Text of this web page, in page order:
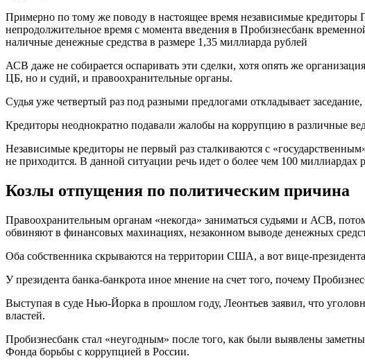
Примерно по тому же поводу в настоящее время независимые кредиторы
непродолжительное время с момента введения в Пробизнесбанк
наличные денежные средства в размере 1,35 миллиарда рублей
АСВ даже не собирается оспаривать эти сделки, хотя опять же
ЦБ, но и судий, и правоохранительные органы.
Судья уже четвертый раз под разными предлогами откладывает
Кредиторы неоднократно подавали жалобы на коррупцию в различные
Независимые кредиторы не первый раз сталкиваются с
не приходится. В данной ситуации речь идет о более чем 100 миллиардах
Козлы отпущения по политическим причина
Правоохранительным органам «некогда» заниматься судьями и АСВ,
обвиняют в финансовых махинациях, незаконном выводе денежных
Оба собственника скрываются на территории США, а вот вице-
У президента банка-банкрота иное мнение на счет того, почему
Выступая в суде Нью-Йорка в прошлом году, Леонтьев заявил, что
властей.
Пробизнесбанк стал «неугодным» после того, как были выявлены
Фонда борьбы с коррупцией в России.